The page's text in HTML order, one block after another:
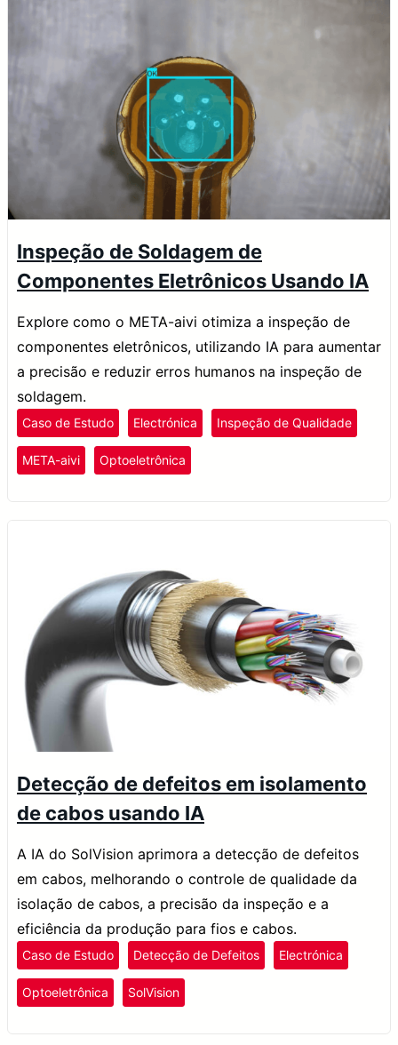
Inspeção de Soldagem de
Componentes Eletrônicos Usando IA
Explore como o META-aivi otimiza a inspeção de
componentes eletrônicos, utilizando IA para aumentar
a precisão e reduzir erros humanos na inspeção de
soldagem.
Caso de Estudo Electrónica Inspeção de Qualidade
META-aivi Optoeletrônica
Detecção de defeitos em isolamento
de cabos usando IA
A IA do SolVision aprimora a detecção de defeitos
em cabos, melhorando o controle de qualidade da
isolação de cabos, a precisão da inspeção e a
eficiência da produção para fios e cabos.
Caso de Estudo Detecção de Defeitos Electrónica
Optoeletrônica SolVision